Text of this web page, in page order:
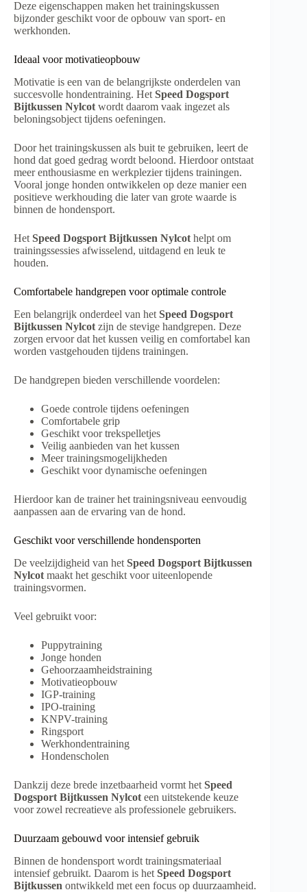
Deze eigenschappen maken het trainingskussen
bijzonder geschikt voor de opbouw van sport- en
werkhonden.
Ideaal voor motivatieopbouw
Motivatie is een van de belangrijkste onderdelen van
succesvolle hondentraining. Het Speed Dogsport
Bijtkussen Nylcot wordt daarom vaak ingezet als
beloningsobject tijdens oefeningen.
Door het trainingskussen als buit te gebruiken, leert de
hond dat goed gedrag wordt beloond. Hierdoor ontstaat
meer enthousiasme en werkplezier tijdens trainingen.
Vooral jonge honden ontwikkelen op deze manier een
positieve werkhouding die later van grote waarde is
binnen de hondensport.
Het Speed Dogsport Bijtkussen Nylcot helpt om
trainingssessies afwisselend, uitdagend en leuk te
houden.
Comfortabele handgrepen voor optimale controle
Een belangrijk onderdeel van het Speed Dogsport
Bijtkussen Nylcot zijn de stevige handgrepen. Deze
zorgen ervoor dat het kussen veilig en comfortabel kan
worden vastgehouden tijdens trainingen.
De handgrepen bieden verschillende voordelen:
Goede controle tijdens oefeningen
Comfortabele grip
Geschikt voor trekspelletjes
Veilig aanbieden van het kussen
Meer trainingsmogelijkheden
Geschikt voor dynamische oefeningen
Hierdoor kan de trainer het trainingsniveau eenvoudig
aanpassen aan de ervaring van de hond.
Geschikt voor verschillende hondensporten
De veelzijdigheid van het Speed Dogsport Bijtkussen
Nylcot maakt het geschikt voor uiteenlopende
trainingsvormen.
Veel gebruikt voor:
Puppytraining
Jonge honden
Gehoorzaamheidstraining
Motivatieopbouw
IGP-training
IPO-training
KNPV-training
Ringsport
Werkhondentraining
Hondenscholen
Dankzij deze brede inzetbaarheid vormt het Speed
Dogsport Bijtkussen Nylcot een uitstekende keuze
voor zowel recreatieve als professionele gebruikers.
Duurzaam gebouwd voor intensief gebruik
Binnen de hondensport wordt trainingsmateriaal
intensief gebruikt. Daarom is het Speed Dogsport
Bijtkussen ontwikkeld met een focus op duurzaamheid.